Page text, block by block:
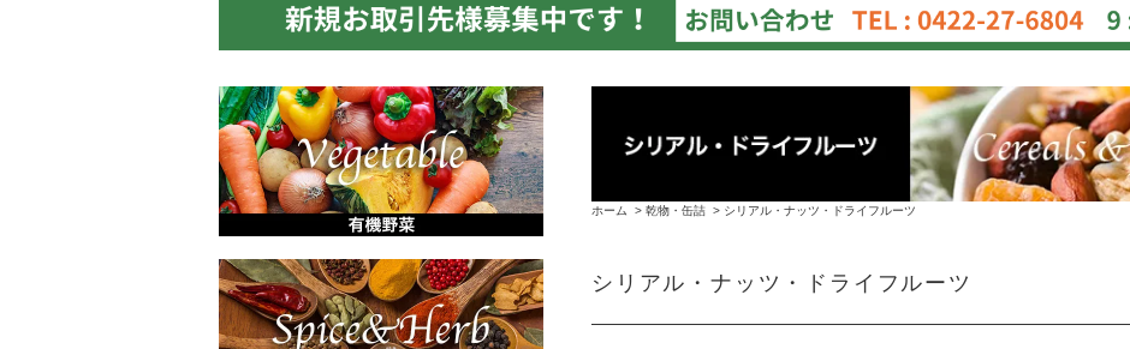
ホーム > 乾物・缶詰 > シリアル・ナッツ・ドライフルーツ
シリアル・ナッツ・ドライフルーツ